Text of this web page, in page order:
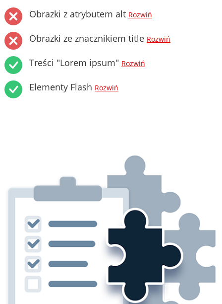
Obrazki z atrybutem alt Rozwiń
Obrazki ze znacznikiem title Rozwiń
Treści "Lorem ipsum" Rozwiń
Elementy Flash Rozwiń